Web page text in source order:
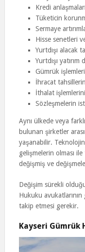
Kredi anlaşmaları
Tüketicin
Sermaye
Hisse senetleri
Yurtdışı alacak
Yurtdışı yatırım
Gümrük
İhracat
İthalat
Sözleşmelerin
Aynı ülkede veya
bulunan şirketler
yaşanabilir.
gelişmelerin olması
değişmiş ve
Değişim sürekli
Hukuku
takip etmesi gerekir.
Kayseri Gümrük